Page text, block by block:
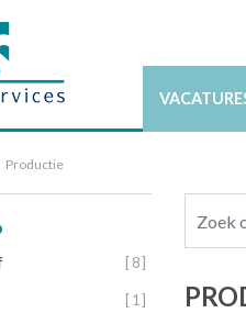
Productie
[ 8 ]
[ 1 ]